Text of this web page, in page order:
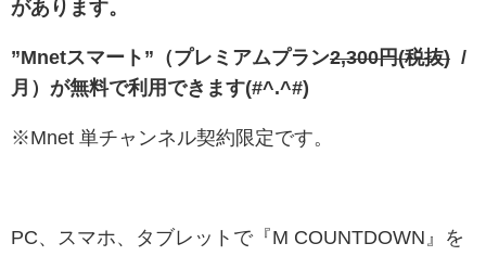
があります。
”Mnetスマート”（プレミアムプラン2,300円(税抜) /
月）が無料で利用できます(#^.^#)
※Mnet 単チャンネル契約限定です。
PC、スマホ、タブレットで『M COUNTDOWN』を